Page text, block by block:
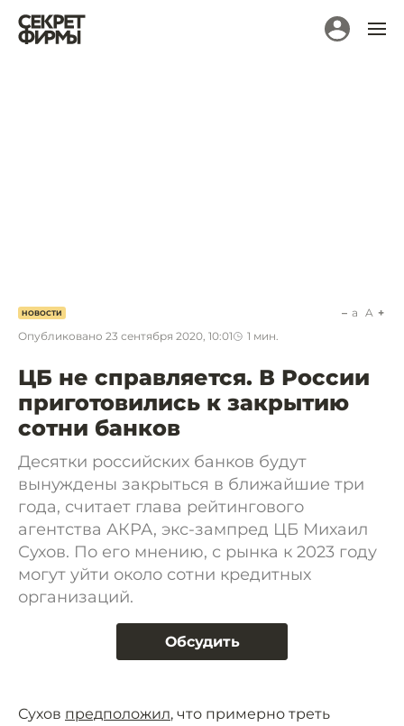
НОВОСТИ
Опубликовано 23 сентября 2020, 10:01 1 мин.
a A
ЦБ не справляется. В России
приготовились к закрытию
сотни банков
Десятки российских банков будут
вынуждены закрыться в ближайшие три
года, считает глава рейтингового
агентства АКРА, экс-зампред ЦБ Михаил
Сухов. По его мнению, с рынка к 2023 году
могут уйти около сотни кредитных
организаций.
Обсудить
Сухов предположил, что примерно треть